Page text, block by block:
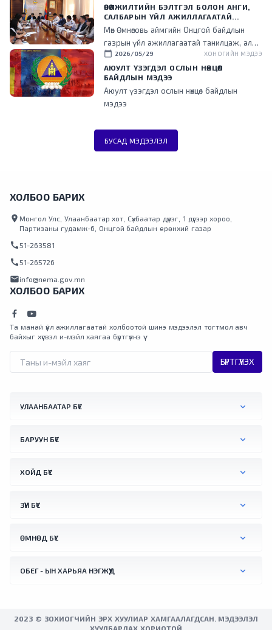
бүрдүүлэх, улсын нөөцийн тэжээлийг татан
авах, өвлийн улиралд ашиглах техник,
тоног төхөөрөмжийн бэлэн байдлыг хангахад
анхаарч байна.
ӨВӨЛЖИЛТИЙН БЭЛТГЭЛ БОЛОН АНГИ,
САЛБАРЫН ҮЙЛ АЖИЛЛАГААТАЙ
ТАНИЛЦЛАА
Мөн Өмнөговь аймгийн Онцгой байдлын
газрын үйл ажиллагаатай танилцаж, алба
хаагчидтай уулзан, гал түймэр унтраах,
аврах ажиллагаанд ашиглаж байгаа
техник, тоног төхөөрөмжийн бэлэн байдалта
танилцаж, мэдээлэл солилцлоо.
calendar_today 2026/05/29 ХОНОГИЙН МЭДЭЭ
АЮУЛТ ҮЗЭГДЭЛ ОСЛЫН НӨХЦӨЛ
БАЙДЛЫН МЭДЭЭ
Аюулт үзэгдэл ослын нөхцөл байдлын
мэдээ
БУСАД МЭДЭЭЛЭЛ
ХОЛБОО БАРИХ
location_on Монгол Улс, Улаанбаатар хот, Сүхбаатар дүүрэг, 1 дүгээр хороо,
Партизаны гудамж-6, Онцгой байдлын ерөнхий газар
call 51-263581
call 51-265726
mailinfo@nema.gov.mn
ХОЛБОО БАРИХ
Та манай үйл ажиллагаатай холбоотой шинэ мэдээлэл тогтмол авч
байхыг хүсвэл и-мэйл хаягаа бүртгүүлнэ үү.
БҮРТГҮҮЛЭХ
УЛААНБААТАР БҮС
БАРУУН БҮС
ХОЙД БҮС
ЗҮҮН БҮС
ӨМНӨД БҮС
ОБЕГ - ЫН ХАРЬЯА НЭГЖҮҮД
2023 © ЗОХИОГЧИЙН ЭРХ ХУУЛИАР ХАМГААЛАГДСАН. МЭДЭЭЛЭЛ
ХУУЛБАРЛАХ ХОРИОТОЙ